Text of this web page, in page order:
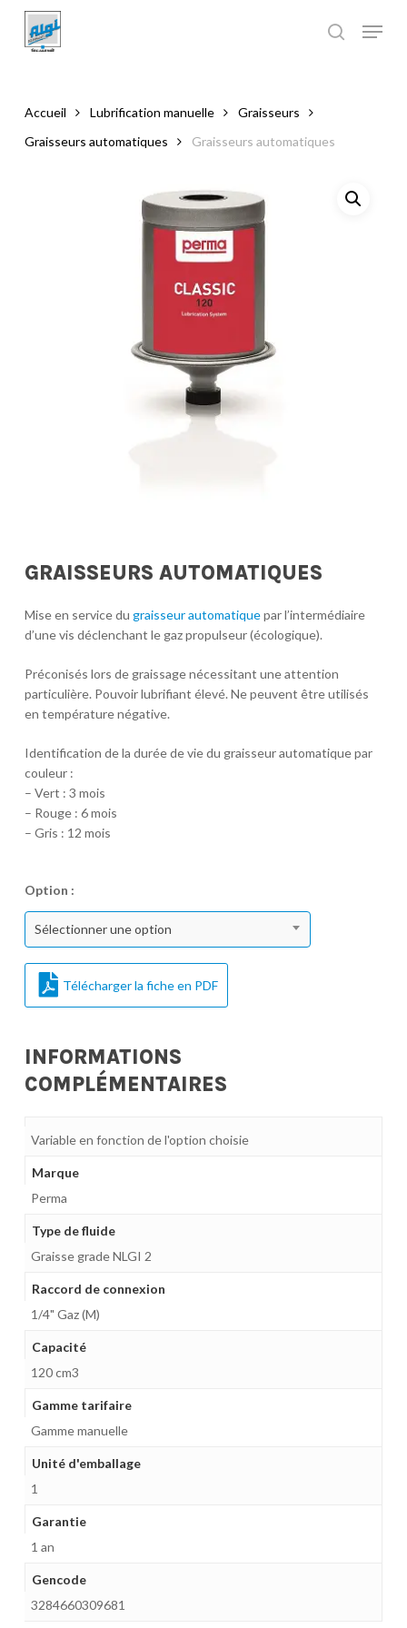
main
Accueil Lubrification manuelle
Graisseurs
Graisseurs automatiques
Graisseurs automatiques
GRAISSEURS AUTOMATIQUES
Mise en service du graisseur automatiquepar l’intermédiaire
d’une vis déclenchant le gaz propulseur (écologique).
Préconisés lors de graissage nécessitant une attention
particulière. Pouvoir lubrifiant élevé. Ne peuvent être utilisés
en température négative.
Identification de la durée de vie du graisseur automatique par
couleur :
– Vert : 3 mois
– Rouge : 6 mois
– Gris : 12 mois
Option :
Sélectionner une option
Télécharger la fiche en PDF
INFORMATIONS
COMPLÉMENTAIRES
Variable en fonction de l'option choisie
Marque
Perma
Type de fluide
Graisse grade NLGI 2
Raccord de connexion
1/4" Gaz (M)
Capacité
120 cm3
Gamme tarifaire
Gamme manuelle
Unité d'emballage
1
Garantie
1 an
Gencode
3284660309681